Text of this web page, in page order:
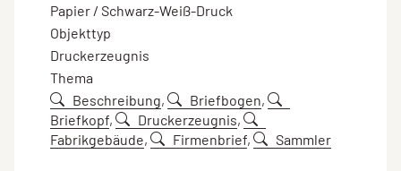
Papier / Schwarz-Weiß-Druck
Objekttyp
Druckerzeugnis
Thema
Beschreibung, Briefbogen,
Briefkopf, Druckerzeugnis,
Fabrikgebäude, Firmenbrief, Sammler